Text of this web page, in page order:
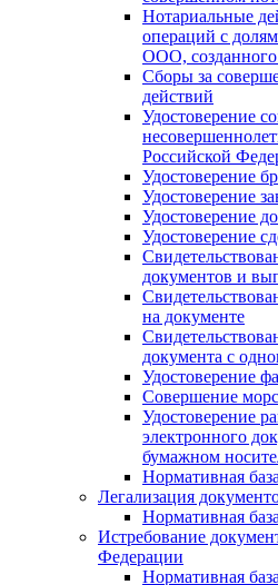
Нотариальные
операций с
ООО, созданного
Сборы за
действий
Удостоверение
Российской
Удостоверение
Удостоверение
Удостоверение
Удостоверение
документов и
на документе
документа с
Удостоверение
Совершение
Удостоверение
электронного
бумажном
Нормативная база
Легализация
Нормативная база
Истребование
Федерации
Нормативная база